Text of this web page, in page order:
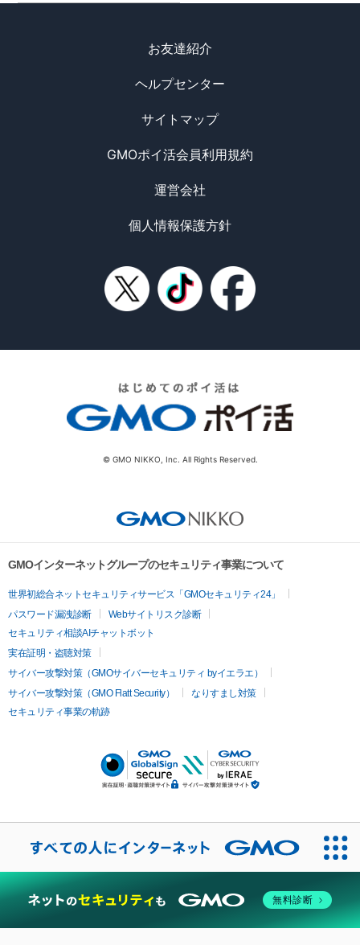
お友達紹介
ヘルプセンター
サイトマップ
GMOポイ活会員利用規約
運営会社
個人情報保護方針
© GMO NIKKO, Inc. All Rights Reserved.
GMOインターネットグループのセキュリティ事業について
世界初総合ネットセキュリティサービス「GMOセキュリティ24」
パスワード漏洩診断
Webサイトリスク診断
セキュリティ相談AIチャットボット
実在証明・盗聴対策
サイバー攻撃対策（GMOサイバーセキュリティ byイエラエ）
サイバー攻撃対策（GMO Flatt Security）
なりすまし対策
セキュリティ事業の軌跡
無料診断